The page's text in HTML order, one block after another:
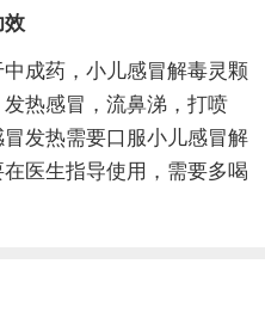
效
成药，小儿感冒解毒灵颗
热感冒，流鼻涕，打喷
发热需要口服小儿感冒解
医生指导使用，需要多喝